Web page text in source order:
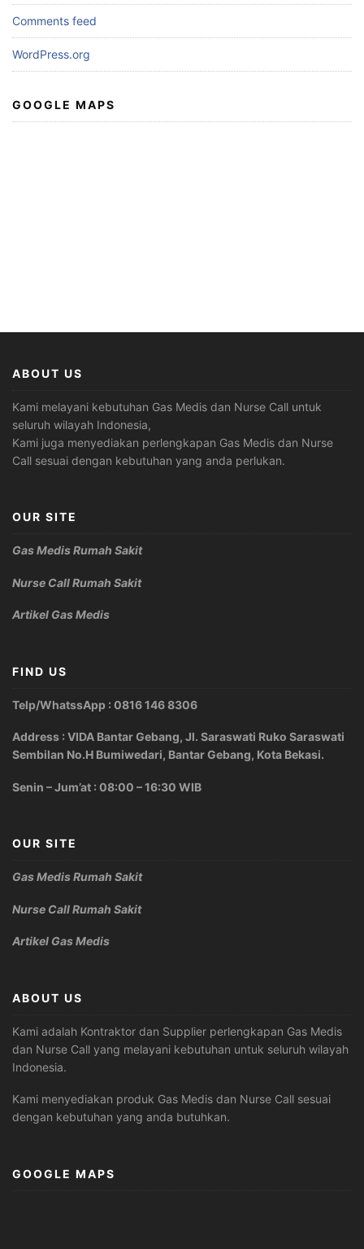
Comments feed
WordPress.org
GOOGLE MAPS
ABOUT US
Kami melayani kebutuhan Gas Medis dan Nurse Call untuk
seluruh wilayah Indonesia,
Kami juga menyediakan perlengkapan Gas Medis dan Nurse
Call sesuai dengan kebutuhan yang anda perlukan.
OUR SITE
Gas Medis Rumah Sakit
Nurse Call Rumah Sakit
Artikel Gas Medis
FIND US
Telp/WhatssApp : 0816 146 8306
Address : VIDA Bantar Gebang, Jl. Saraswati Ruko Saraswati
Sembilan No.H Bumiwedari, Bantar Gebang, Kota Bekasi.
Senin – Jum’at : 08:00 – 16:30 WIB
OUR SITE
Gas Medis Rumah Sakit
Nurse Call Rumah Sakit
Artikel Gas Medis
ABOUT US
Kami adalah Kontraktor dan Supplier perlengkapan Gas Medis
dan Nurse Call yang melayani kebutuhan untuk seluruh wilayah
Indonesia.
Kami menyediakan produk Gas Medis dan Nurse Call sesuai
dengan kebutuhan yang anda butuhkan.
GOOGLE MAPS